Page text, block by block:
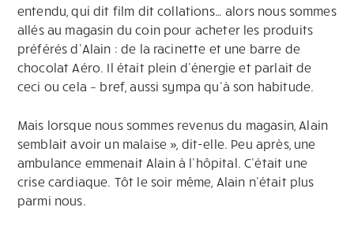
entendu, qui dit film dit collations… alors nous sommes
allés au magasin du coin pour acheter les produits
préférés d’Alain : de la racinette et une barre de
chocolat Aéro. Il était plein d’énergie et parlait de
ceci ou cela – bref, aussi sympa qu’à son habitude.
Mais lorsque nous sommes revenus du magasin, Alain
semblait avoir un malaise », dit-elle. Peu après, une
ambulance emmenait Alain à l’hôpital. C’était une
crise cardiaque. Tôt le soir même, Alain n’était plus
parmi nous.